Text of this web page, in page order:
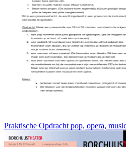
Praktische Opdracht pop, opera,